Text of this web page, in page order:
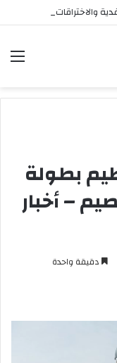
بطولة
– أخبار
دقيقة واحدة